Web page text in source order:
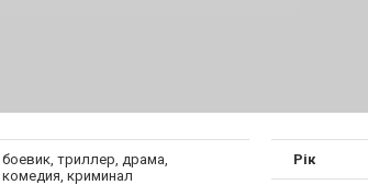
боевик, триллер, драма,
комедия, криминал
Рік